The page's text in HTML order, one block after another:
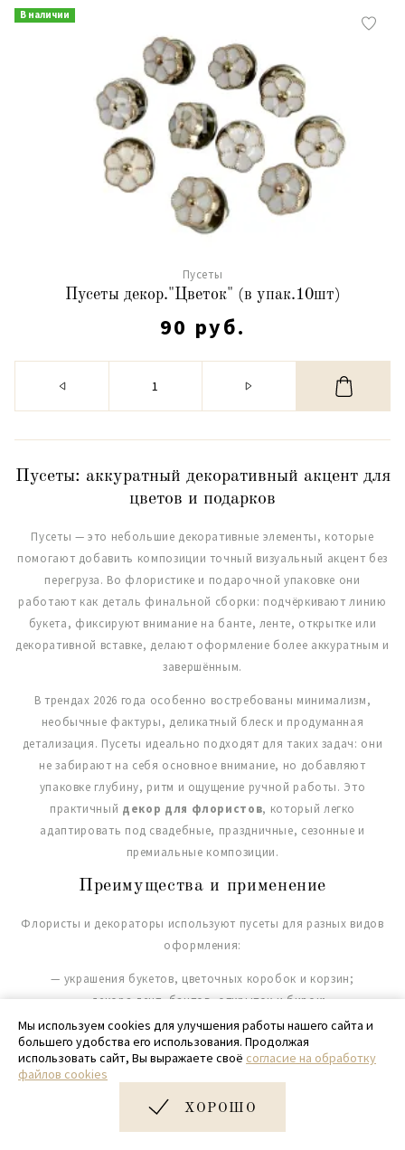
В наличии
Пусеты
Пусеты декор."Цветок" (в упак.10шт)
90 руб.
Пусеты: аккуратный декоративный акцент для
цветов и подарков
Пусеты — это небольшие декоративные элементы, которые
помогают добавить композиции точный визуальный акцент без
перегруза. Во флористике и подарочной упаковке они
работают как деталь финальной сборки: подчёркивают линию
букета, фиксируют внимание на банте, ленте, открытке или
декоративной вставке, делают оформление более аккуратным и
завершённым.
В трендах 2026 года особенно востребованы минимализм,
необычные фактуры, деликатный блеск и продуманная
детализация. Пусеты идеально подходят для таких задач: они
не забирают на себя основное внимание, но добавляют
упаковке глубину, ритм и ощущение ручной работы. Это
практичный декор для флористов, который легко
адаптировать под свадебные, праздничные, сезонные и
премиальные композиции.
Преимущества и применение
Флористы и декораторы используют пусеты для разных видов
оформления:
— украшения букетов, цветочных коробок и корзин;
— декора лент, бантов, открыток и бирок;
— оформления подарочных наборов и праздничной упаковки;
— создания акцентов в свадебных композициях и аксессуарах;
— декора витрин, фотозон и интерьерных композиций.
Пусеты хорошо сочетаются с матовой плёнкой, калькой,
Мы используем cookies для улучшения работы нашего сайта и
большего удобства его использования. Продолжая
использовать сайт, Вы выражаете своё согласие на обработку
файлов cookies
ХОРОШО